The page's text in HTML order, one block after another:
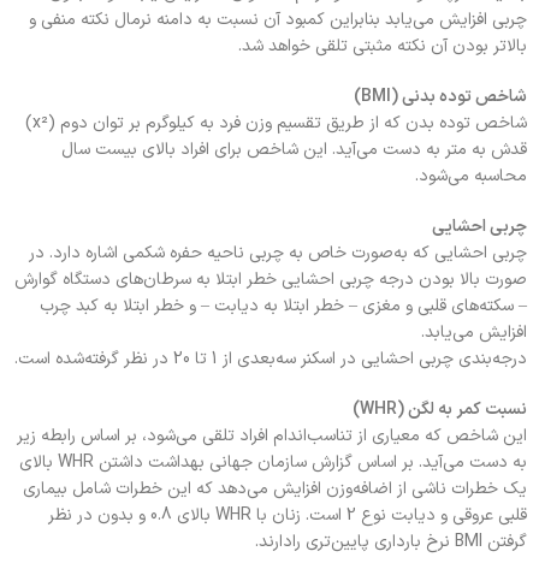
چربی افزایش می‌یابد بنابراین کمبود آن نسبت به دامنه نرمال نکته منفی و
بالاتر بودن آن نکته مثبتی تلقی خواهد شد.
شاخص توده بدنی (BMI)
شاخص توده بدن که از طریق تقسیم وزن فرد به کیلوگرم بر توان دوم (x²)
قدش به متر به دست می‌آید. این شاخص برای افراد بالای بیست سال
محاسبه می‌شود.
چربی احشایی
چربی احشایی که به‌صورت خاص به چربی ناحیه حفره شکمی اشاره دارد. در
صورت بالا بودن درجه چربی احشایی خطر ابتلا به سرطان‌های دستگاه گوارش
– سکته‌های قلبی و مغزی – خطر ابتلا به دیابت – و خطر ابتلا به کبد چرب
افزایش می‌یابد.
درجه‌بندی چربی احشایی در اسکنر سه‌بعدی از 1 تا 20 در نظر گرفته‌شده است.
نسبت کمر به لگن (WHR)
این شاخص که معیاری از تناسب‌اندام افراد تلقی می‌شود، بر اساس رابطه زیر
به دست می‌آید. بر اساس گزارش سازمان جهانی بهداشت داشتن WHR بالای
یک خطرات ناشی از اضافه‌وزن افزایش می‌دهد که این خطرات شامل بیماری
قلبی عروقی و دیابت نوع 2 است. زنان با WHR بالای 0.8 و بدون در نظر
گرفتن BMI نرخ بارداری پایین‌تری رادارند.